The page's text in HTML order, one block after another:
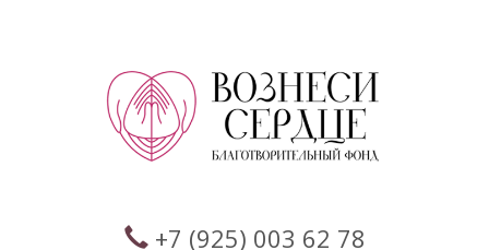
+7 (925) 003 62 78